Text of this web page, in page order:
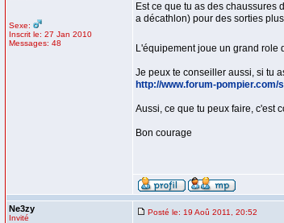
Sexe:
Inscrit le: 27 Jan 2010
Messages: 48
Est ce que tu as des
a décathlon) pour des sorties
L'équipement joue un grand role
Je peux te conseiller aussi, si tu
http://www.forum-pompier.com/
Aussi, ce que tu peux faire, c'est
Bon courage
Ne3zy
Invité
Posté le: 19 Aoû 2011, 20:52